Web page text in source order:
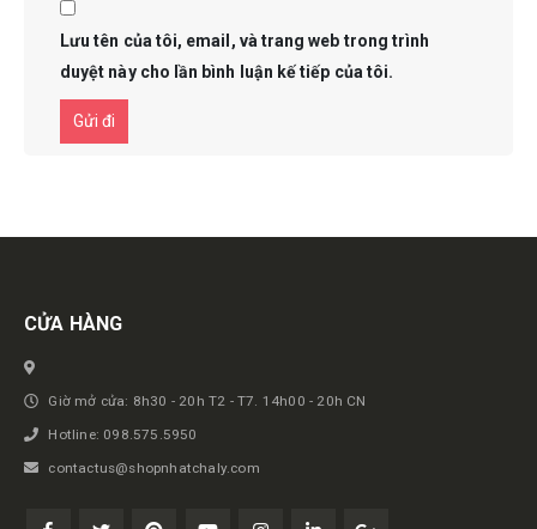
Lưu tên của tôi, email, và trang web trong trình
duyệt này cho lần bình luận kế tiếp của tôi.
Get in touch
CỬA HÀNG
Giờ mở cửa: 8h30 - 20h T2 - T7. 14h00 - 20h CN
Hotline: 098.575.5950
contactus@shopnhatchaly.com